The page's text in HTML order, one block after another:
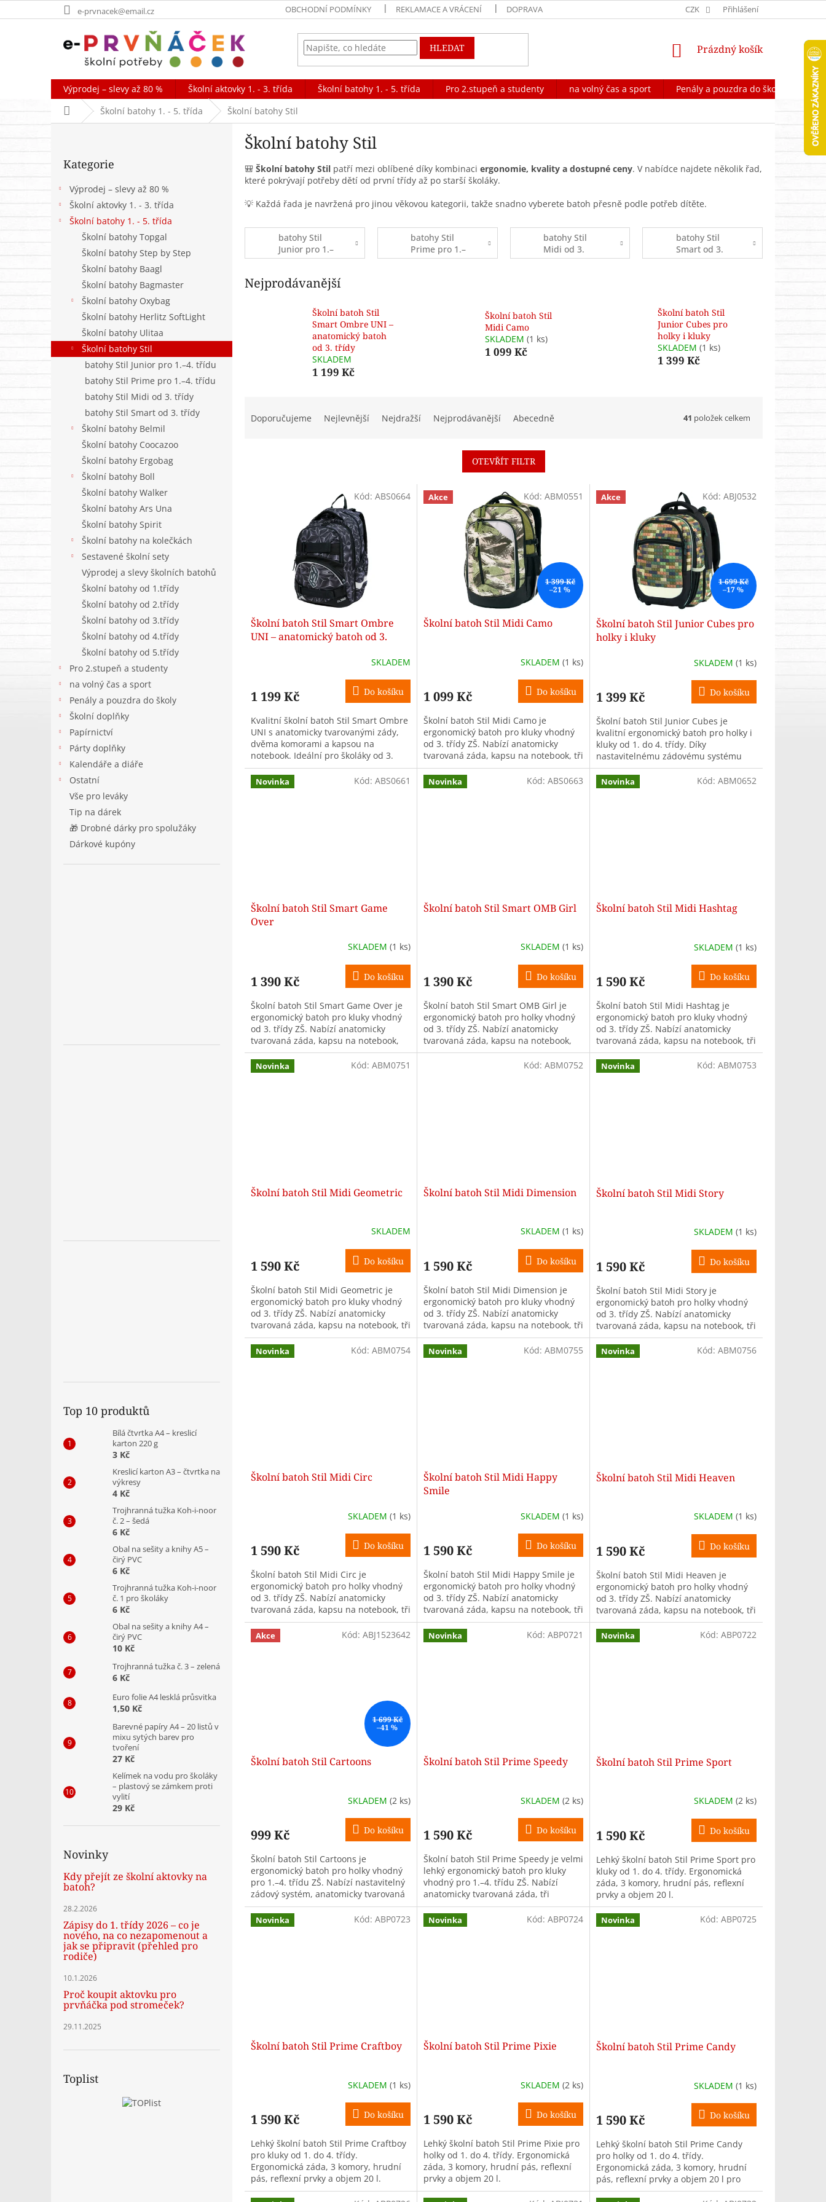
na
e-prvnacek@email.cz OBCHODNÍ PODMÍNKY REKLAMACE A VRÁCENÍ DOPRAVA FORMULÁŘ NA ODSTOUPENÍ OD
CZK Přihlášení
HLEDAT
NÁKUPNÍ
Prázdný košík
Výprodej – slevy až 80 % Školní aktovky 1. - 3. třída Školní batohy 1. - 5. třída Pro 2.stupeň a studenty na volný čas a sport Penály a pouzdra do školy
Domů Školní batohy 1. - 5. třída Školní batohy Stil
P
n
kategorie
Kategorie
Výprodej – slevy až 80 %
Školní aktovky 1. - 3. třída
Školní batohy 1. - 5. třída
Školní batohy Topgal
Školní batohy Step by Step
Školní batohy Baagl
Školní batohy Bagmaster
Školní batohy Oxybag
Školní batohy Herlitz SoftLight
Školní batohy Ulitaa
Školní batohy Stil
batohy Stil Junior pro 1.–4. třídu
batohy Stil Prime pro 1.–4. třídu
batohy Stil Midi od 3. třídy
batohy Stil Smart od 3. třídy
Školní batohy Belmil
Školní batohy Coocazoo
Školní batohy Ergobag
Školní batohy Boll
Školní batohy Walker
Školní batohy Ars Una
Školní batohy Spirit
Školní batohy na kolečkách
Sestavené školní sety
Výprodej a slevy školních batohů
Školní batohy od 1.třídy
Školní batohy od 2.třídy
Školní batohy od 3.třídy
Školní batohy od 4.třídy
Školní batohy od 5.třídy
Pro 2.stupeň a studenty
na volný čas a sport
Penály a pouzdra do školy
Školní doplňky
Papírnictví
Párty doplňky
Kalendáře a diáře
Ostatní
Vše pro leváky
Tip na dárek
🎁 Drobné dárky pro spolužáky
Dárkové kupóny
Top 10 produktů
Bílá čtvrtka A4 – kreslicí
karton 220 g
3 Kč
Kreslicí karton A3 – čtvrtka na
výkresy
4 Kč
Trojhranná tužka Koh-i-noor
č. 2 – šedá
6 Kč
Obal na sešity a knihy A5 –
čirý PVC
6 Kč
Trojhranná tužka Koh-i-noor
č. 1 pro školáky
6 Kč
Obal na sešity a knihy A4 –
čirý PVC
10 Kč
Trojhranná tužka č. 3 – zelená
6 Kč
Euro folie A4 lesklá průsvitka
1,50 Kč
Barevné papíry A4 – 20 listů v
mixu sytých barev pro
tvoření
27 Kč
Kelímek na vodu pro školáky
– plastový se zámkem proti
vylití
29 Kč
Novinky
Kdy přejít ze školní aktovky na
batoh?
28.2.2026
Zápisy do 1. třídy 2026 – co je
nového, na co nezapomenout a
jak se připravit (přehled pro
rodiče)
10.1.2026
Proč koupit aktovku pro
prvňáčka pod stromeček?
29.11.2025
Toplist
Školní batohy Stil
🎒 Školní batohy Stil patří mezi oblíbené díky kombinaci ergonomie, kvality a dostupné ceny. V nabídce najdete několik řad,
které pokrývají potřeby dětí od první třídy až po starší školáky.
💡 Každá řada je navržená pro jinou věkovou kategorii, takže snadno vyberete batoh přesně podle potřeb dítěte.
batohy Stil
Junior pro 1.–
4. třídu
batohy Stil
Prime pro 1.–
4. třídu
batohy Stil
Midi od 3.
třídy
batohy Stil
Smart od 3.
třídy
Nejprodávanější
Školní batoh Stil
Smart Ombre UNI –
anatomický batoh
od 3. třídy
SKLADEM
1 199 Kč
Školní batoh Stil
Midi Camo
SKLADEM (1 ks)
1 099 Kč
Školní batoh Stil
Junior Cubes pro
holky i kluky
SKLADEM (1 ks)
1 399 Kč
Doporučujeme Nejlevnější Nejdražší Nejprodávanější Abecedně 41 položek celkem
OTEVŘÍT FILTR
kŠkolní batoh Stil Smart Ombre
UNI – anatomický batoh od 3.
SKLADEM
1 199 Kč Do košíku
Kvalitní školní batoh Stil Smart Ombre
UNI s anatomicky tvarovanými zády,
dvěma komorami a kapsou na
notebook. Ideální pro školáky od 3.
třídy. Objem 28 l.
Kód: ABS0664 Akce
1 399 Kč
–21 %
Školní batoh Stil Midi Camo
SKLADEM (1 ks)
1 099 Kč Do košíku
Školní batoh Stil Midi Camo je
ergonomický batoh pro kluky vhodný
od 3. třídy ZŠ. Nabízí anatomicky
tvarovaná záda, kapsu na notebook, tři
komory, objem 26 l a hmotnost
pouze...
Kód: ABM0551 Akce
1 699 Kč
–17 %
Školní batoh Stil Junior Cubes pro
holky i kluky
SKLADEM (1 ks)
1 399 Kč Do košíku
Školní batoh Stil Junior Cubes je
kvalitní ergonomický batoh pro holky i
kluky od 1. do 4. třídy. Díky
nastavitelnému zádovému systému
roste s dítětem, nabízí 3 prostorné...
Kód: ABJ0532
Novinka
Školní batoh Stil Smart Game
Over
SKLADEM (1 ks)
1 390 Kč Do košíku
Školní batoh Stil Smart Game Over je
ergonomický batoh pro kluky vhodný
od 3. třídy ZŠ. Nabízí anatomicky
tvarovaná záda, kapsu na notebook,
dvě komory, objem 28 l a pevnou...
Kód: ABS0661 Novinka
Školní batoh Stil Smart OMB Girl
SKLADEM (1 ks)
1 390 Kč Do košíku
Školní batoh Stil Smart OMB Girl je
ergonomický batoh pro holky vhodný
od 3. třídy ZŠ. Nabízí anatomicky
tvarovaná záda, kapsu na notebook,
dvě komory, objem 28 l a pevnou...
Kód: ABS0663 Novinka
Školní batoh Stil Midi Hashtag
SKLADEM (1 ks)
1 590 Kč Do košíku
Školní batoh Stil Midi Hashtag je
ergonomický batoh pro kluky vhodný
od 3. třídy ZŠ. Nabízí anatomicky
tvarovaná záda, kapsu na notebook, tři
komory, objem 26 l a hmotnost
pouze...
Kód: ABM0652
Novinka
Školní batoh Stil Midi Geometric
SKLADEM
1 590 Kč Do košíku
Školní batoh Stil Midi Geometric je
ergonomický batoh pro kluky vhodný
od 3. třídy ZŠ. Nabízí anatomicky
tvarovaná záda, kapsu na notebook, tři
komory, objem 26 l a hmotnost...
Kód: ABM0751
Školní batoh Stil Midi Dimension
SKLADEM (1 ks)
1 590 Kč Do košíku
Školní batoh Stil Midi Dimension je
ergonomický batoh pro kluky vhodný
od 3. třídy ZŠ. Nabízí anatomicky
tvarovaná záda, kapsu na notebook, tři
komory, objem 26 l a hmotnost...
Kód: ABM0752 Novinka
Školní batoh Stil Midi Story
SKLADEM (1 ks)
1 590 Kč Do košíku
Školní batoh Stil Midi Story je
ergonomický batoh pro holky vhodný
od 3. třídy ZŠ. Nabízí anatomicky
tvarovaná záda, kapsu na notebook, tři
komory, objem 26 l a hmotnost
pouze...
Kód: ABM0753
Novinka
Školní batoh Stil Midi Circ
SKLADEM (1 ks)
1 590 Kč Do košíku
Školní batoh Stil Midi Circ je
ergonomický batoh pro holky vhodný
od 3. třídy ZŠ. Nabízí anatomicky
tvarovaná záda, kapsu na notebook, tři
komory, objem 26 l a hmotnost
pouze...
Kód: ABM0754 Novinka
Školní batoh Stil Midi Happy
Smile
SKLADEM (1 ks)
1 590 Kč Do košíku
Školní batoh Stil Midi Happy Smile je
ergonomický batoh pro holky vhodný
od 3. třídy ZŠ. Nabízí anatomicky
tvarovaná záda, kapsu na notebook, tři
komory, objem 26 l a hmotnost...
Kód: ABM0755 Novinka
Školní batoh Stil Midi Heaven
SKLADEM (1 ks)
1 590 Kč Do košíku
Školní batoh Stil Midi Heaven je
ergonomický batoh pro holky vhodný
od 3. třídy ZŠ. Nabízí anatomicky
tvarovaná záda, kapsu na notebook, tři
komory, objem 26 l a hmotnost
pouze...
Kód: ABM0756
Akce
1 699 Kč
–41 %
Školní batoh Stil Cartoons
SKLADEM (2 ks)
999 Kč Do košíku
Školní batoh Stil Cartoons je
ergonomický batoh pro holky vhodný
pro 1.–4. třídu ZŠ. Nabízí nastavitelný
zádový systém, anatomicky tvarovaná
záda, tři komory, reflexní prvky a...
Kód: ABJ1523642 Novinka
Školní batoh Stil Prime Speedy
SKLADEM (2 ks)
1 590 Kč Do košíku
Školní batoh Stil Prime Speedy je velmi
lehký ergonomický batoh pro kluky
vhodný pro 1.–4. třídu ZŠ. Nabízí
anatomicky tvarovaná záda, tři
prostorné komory, hrudní pás,
reflexní...
Kód: ABP0721 Novinka
Školní batoh Stil Prime Sport
SKLADEM (2 ks)
1 590 Kč Do košíku
Lehký školní batoh Stil Prime Sport pro
kluky od 1. do 4. třídy. Ergonomická
záda, 3 komory, hrudní pás, reflexní
prvky a objem 20 l.
Kód: ABP0722
Novinka
Školní batoh Stil Prime Craftboy
SKLADEM (1 ks)
1 590 Kč Do košíku
Lehký školní batoh Stil Prime Craftboy
pro kluky od 1. do 4. třídy.
Ergonomická záda, 3 komory, hrudní
pás, reflexní prvky a objem 20 l.
Kód: ABP0723 Novinka
Školní batoh Stil Prime Pixie
SKLADEM (2 ks)
1 590 Kč Do košíku
Lehký školní batoh Stil Prime Pixie pro
holky od 1. do 4. třídy. Ergonomická
záda, 3 komory, hrudní pás, reflexní
prvky a objem 20 l.
Kód: ABP0724 Novinka
Školní batoh Stil Prime Candy
SKLADEM (1 ks)
1 590 Kč Do košíku
Lehký školní batoh Stil Prime Candy
pro holky od 1. do 4. třídy.
Ergonomická záda, 3 komory, hrudní
pás, reflexní prvky a objem 20 l pro
pohodlné nošení.
Kód: ABP0725